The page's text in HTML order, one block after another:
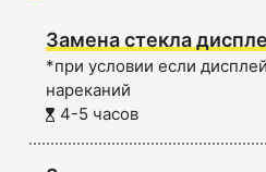
Замена стекла
*при условии если
нареканий
4-5 часов